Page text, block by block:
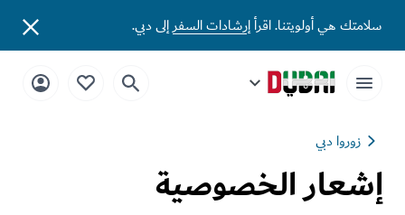
سلامتك هي أولويتنا. اقرأإرشادات السفرإلى دبي.
زوروا دبي
إشعار الخصوصية